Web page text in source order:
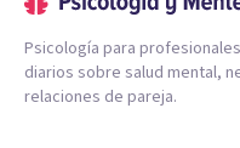
Psicología para
diarios sobre salud mental,
relaciones de pareja.